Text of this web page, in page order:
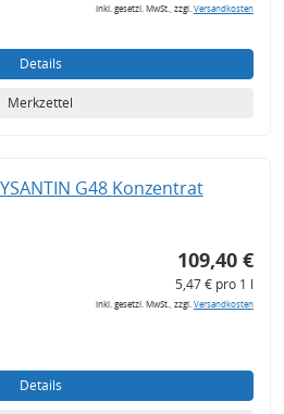
inkl. gesetzl. MwSt., zzgl.Versandkosten
Details
Merkzettel
G48 Konzentrat
109,40 €
5,47 € pro 1 l
inkl. gesetzl. MwSt., zzgl.Versandkosten
Details